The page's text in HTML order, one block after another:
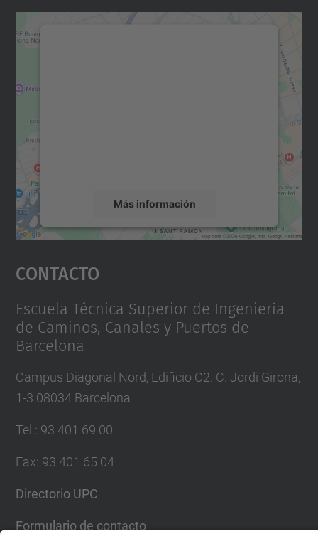
Más información
Aceptar
powered by
Contacto
Escuela Técnica Superior de Ingeniería
de Caminos, Canales y Puertos de
Barcelona
Campus Diagonal Nord, Edificio C2. C. Jordi Girona,
1-3 08034 Barcelona
Tel. : 93 401 69 00
Fax: 93 401 65 04
Directorio UPC
Formulario de contacto